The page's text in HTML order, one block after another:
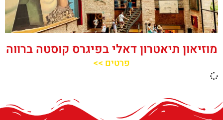
מוזיאון תיאטרון דאלי בפיגרס קוסטה ברווה
פרטים >>